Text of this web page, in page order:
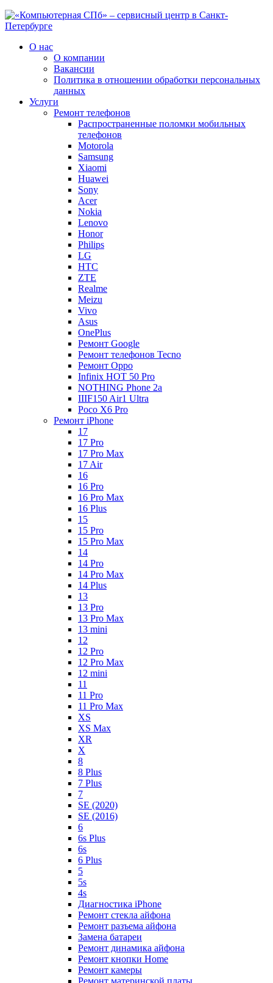
О нас
О компании
Вакансии
Политика в отношении обработки персональных
данных
Услуги
Ремонт телефонов
Распространенные поломки мобильных
телефонов
Motorola
Samsung
Xiaomi
Huawei
Sony
Acer
Nokia
Lenovo
Honor
Philips
LG
HTC
ZTE
Realme
Meizu
Vivo
Asus
OnePlus
Ремонт Google
Ремонт телефонов Tecno
Ремонт Oppo
Infinix HOT 50 Pro
NOTHING Phone 2a
IIIF150 Air1 Ultra
Poco X6 Pro
Ремонт iPhone
17
17 Pro
17 Pro Max
17 Air
16
16 Pro
16 Pro Max
16 Plus
15
15 Pro
15 Pro Max
14
14 Pro
14 Pro Max
14 Plus
13
13 Pro
13 Pro Max
13 mini
12
12 Pro
12 Pro Max
12 mini
11
11 Pro
11 Pro Max
XS
XS Max
XR
X
8
8 Plus
7 Plus
7
SE (2020)
SE (2016)
6
6s Plus
6s
6 Plus
5
5s
4s
Диагностика iPhone
Ремонт стекла айфона
Ремонт разъема айфона
Замена батареи
Ремонт динамика айфона
Ремонт кнопки Home
Ремонт камеры
Ремонт материнской платы